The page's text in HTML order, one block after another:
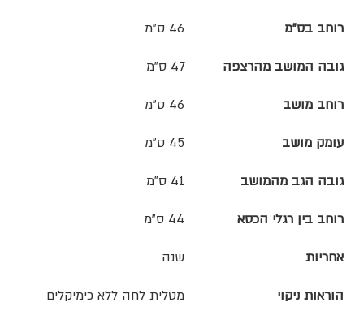
רוחב בס"מ 46 ס"מ
גובה המושב מהרצפה 47 ס"מ
רוחב מושב 46 ס"מ
עומק מושב 45 ס"מ
גובה הגב מהמושב 41 ס"מ
רוחב בין רגלי הכסא 44 ס"מ
אחריות שנה
הוראות ניקוי מטלית לחה ללא כימיקלים